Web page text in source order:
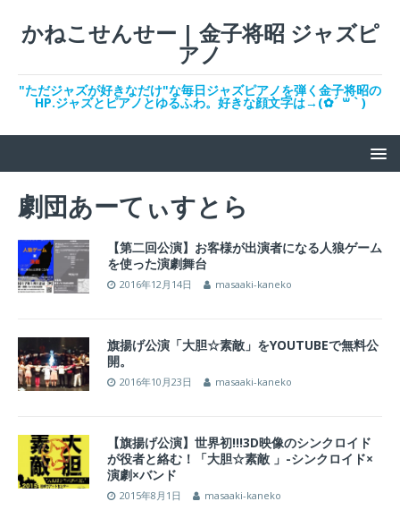
かねこせんせー | 金子将昭 ジャズピ
アノ
"ただジャズが好きなだけ"な毎日ジャズピアノを弾く金子将昭の
HP.ジャズとピアノとゆるふわ。好きな顔文字は→(✿︎´ ꒳ ` )
劇団あーてぃすとら
【第二回公演】お客様が出演者になる人狼ゲーム
を使った演劇舞台
2016年12月14日 masaaki-kaneko
旗揚げ公演「大胆☆素敵」をYOUTUBEで無料公
開。
2016年10月23日 masaaki-kaneko
【旗揚げ公演】世界初!!!3D映像のシンクロイド
が役者と絡む！「大胆☆素敵 」-シンクロイド×
演劇×バンド
2015年8月1日 masaaki-kaneko